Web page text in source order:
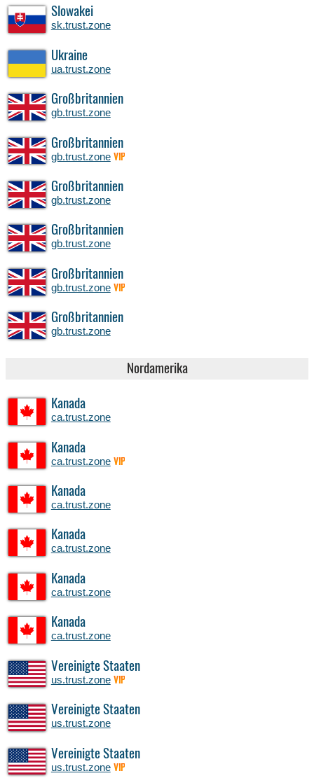
Slowakei
sk.trust.zone
Ukraine
ua.trust.zone
Großbritannien
gb.trust.zone
Großbritannien
gb.trust.zone VIP
Großbritannien
gb.trust.zone
Großbritannien
gb.trust.zone
Großbritannien
gb.trust.zone VIP
Großbritannien
gb.trust.zone
Nordamerika
Kanada
ca.trust.zone
Kanada
ca.trust.zone VIP
Kanada
ca.trust.zone
Kanada
ca.trust.zone
Kanada
ca.trust.zone
Kanada
ca.trust.zone
Vereinigte Staaten
us.trust.zone VIP
Vereinigte Staaten
us.trust.zone
Vereinigte Staaten
us.trust.zone VIP